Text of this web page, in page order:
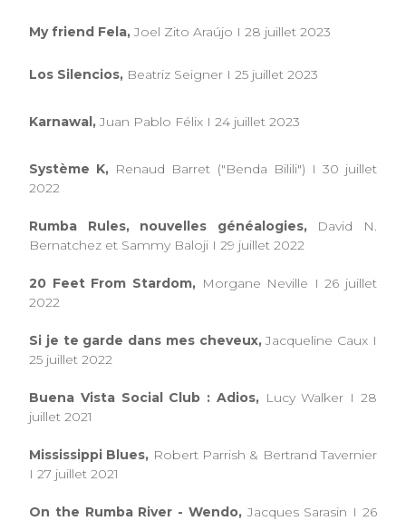
My friend Fela,Joel Zito Araújo I 28 juillet 2023
Los Silencios, Beatriz Seigner I 25 juillet 2023
Karnawal,Juan Pablo Félix I 24 juillet 2023
Système K, Renaud Barret ("Benda Bilili") I 30 juillet
2022
Rumba Rules, nouvelles généalogies, David N.
Bernatchez et Sammy Baloji I 29 juillet 2022
20 Feet From Stardom, Morgane Neville I 26 juillet
2022
Si je te garde dans mes cheveux,Jacqueline Caux I
25 juillet 2022
Buena Vista Social Club : Adios,Lucy Walker I 28
juillet 2021
Mississippi Blues, Robert Parrish & Bertrand Tavernier
I 27 juillet 2021
On the Rumba River - Wendo,Jacques Sarasin I 26